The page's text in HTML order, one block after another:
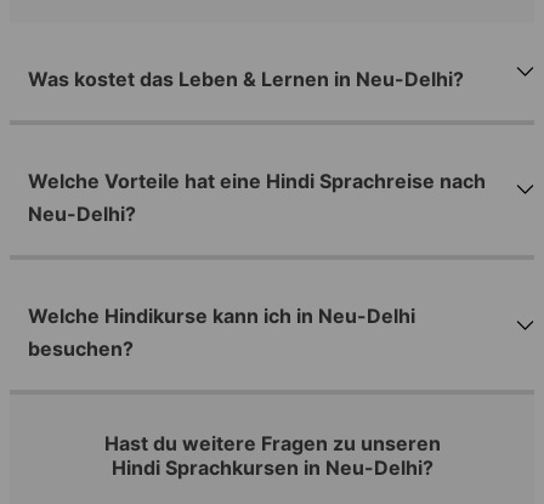
Was kostet das Leben & Lernen in Neu-Delhi?
Welche Vorteile hat eine Hindi Sprachreise nach
Neu-Delhi?
Welche Hindikurse kann ich in Neu-Delhi
besuchen?
Hast du weitere Fragen zu unseren
Hindi Sprachkursen in Neu-Delhi?